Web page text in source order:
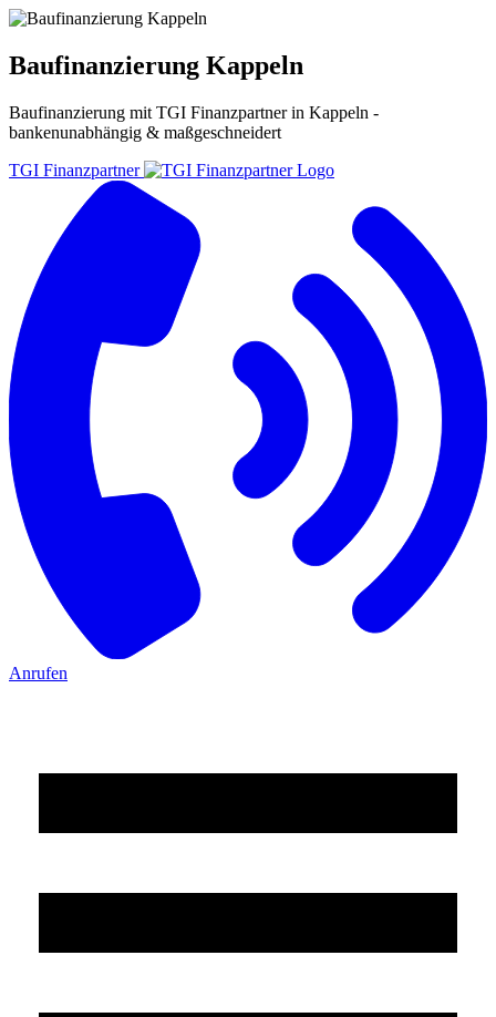
Baufinanzierung Kappeln
Baufinanzierung mit TGI Finanzpartner in Kappeln -
bankenunabhängig & maßgeschneidert
TGI Finanzpartner
Anrufen